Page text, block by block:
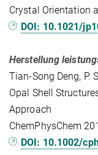
Crystal Orientation
DOI: 10.1021/
Herstellung
Tian-Song Deng, P.
Opal Shell
Approach
ChemPhysChem
DOI: 10.1002/